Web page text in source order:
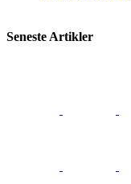
Seneste Artikler